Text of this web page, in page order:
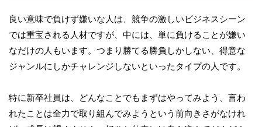
良い意味で負けず嫌いな人は、競争の激しいビジネスシーン
では重宝される人材ですが、中には、単に負けることが嫌い
なだけの人もいます。つまり勝てる勝負しかしない、得意な
ジャンルにしかチャレンジしないといったタイプの人です。
特に新卒社員は、どんなことでもまずはやってみよう、言わ
れたことは全力で取り組んでみようという前向きさがなけれ